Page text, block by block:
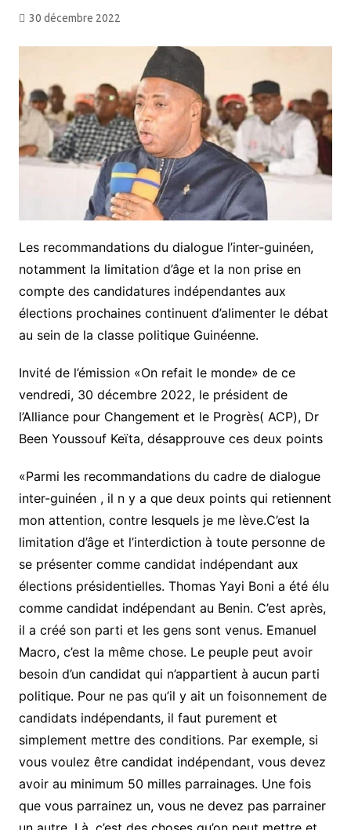
30 décembre 2022
Les recommandations du dialogue l’inter-guinéen,
notamment la limitation d’âge et la non prise en
compte des candidatures indépendantes aux
élections prochaines continuent d’alimenter le débat
au sein de la classe politique Guinéenne.
Invité de l’émission «On refait le monde» de ce
vendredi, 30 décembre 2022, le président de
l’Alliance pour Changement et le Progrès( ACP), Dr
Been Youssouf Keïta, désapprouve ces deux points
«Parmi les recommandations du cadre de dialogue
inter-guinéen , il n y a que deux points qui retiennent
mon attention, contre lesquels je me lève.C’est la
limitation d’âge et l’interdiction à toute personne de
se présenter comme candidat indépendant aux
élections présidentielles. Thomas Yayi Boni a été élu
comme candidat indépendant au Benin. C’est après,
il a créé son parti et les gens sont venus. Emanuel
Macro, c’est la même chose. Le peuple peut avoir
besoin d’un candidat qui n’appartient à aucun parti
politique. Pour ne pas qu’il y ait un foisonnement de
candidats indépendants, il faut purement et
simplement mettre des conditions. Par exemple, si
vous voulez être candidat indépendant, vous devez
avoir au minimum 50 milles parrainages. Une fois
que vous parrainez un, vous ne devez pas parrainer